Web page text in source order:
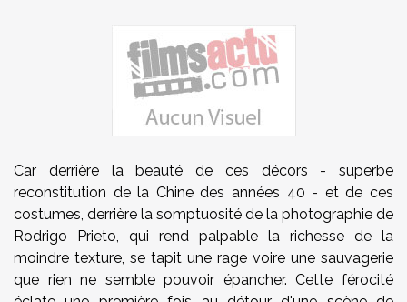
Car derrière la beauté de ces décors - superbe
reconstitution de la Chine des années 40 - et de ces
costumes, derrière la somptuosité de la photographie de
Rodrigo Prieto, qui rend palpable la richesse de la
moindre texture, se tapit une rage voire une sauvagerie
que rien ne semble pouvoir épancher. Cette férocité